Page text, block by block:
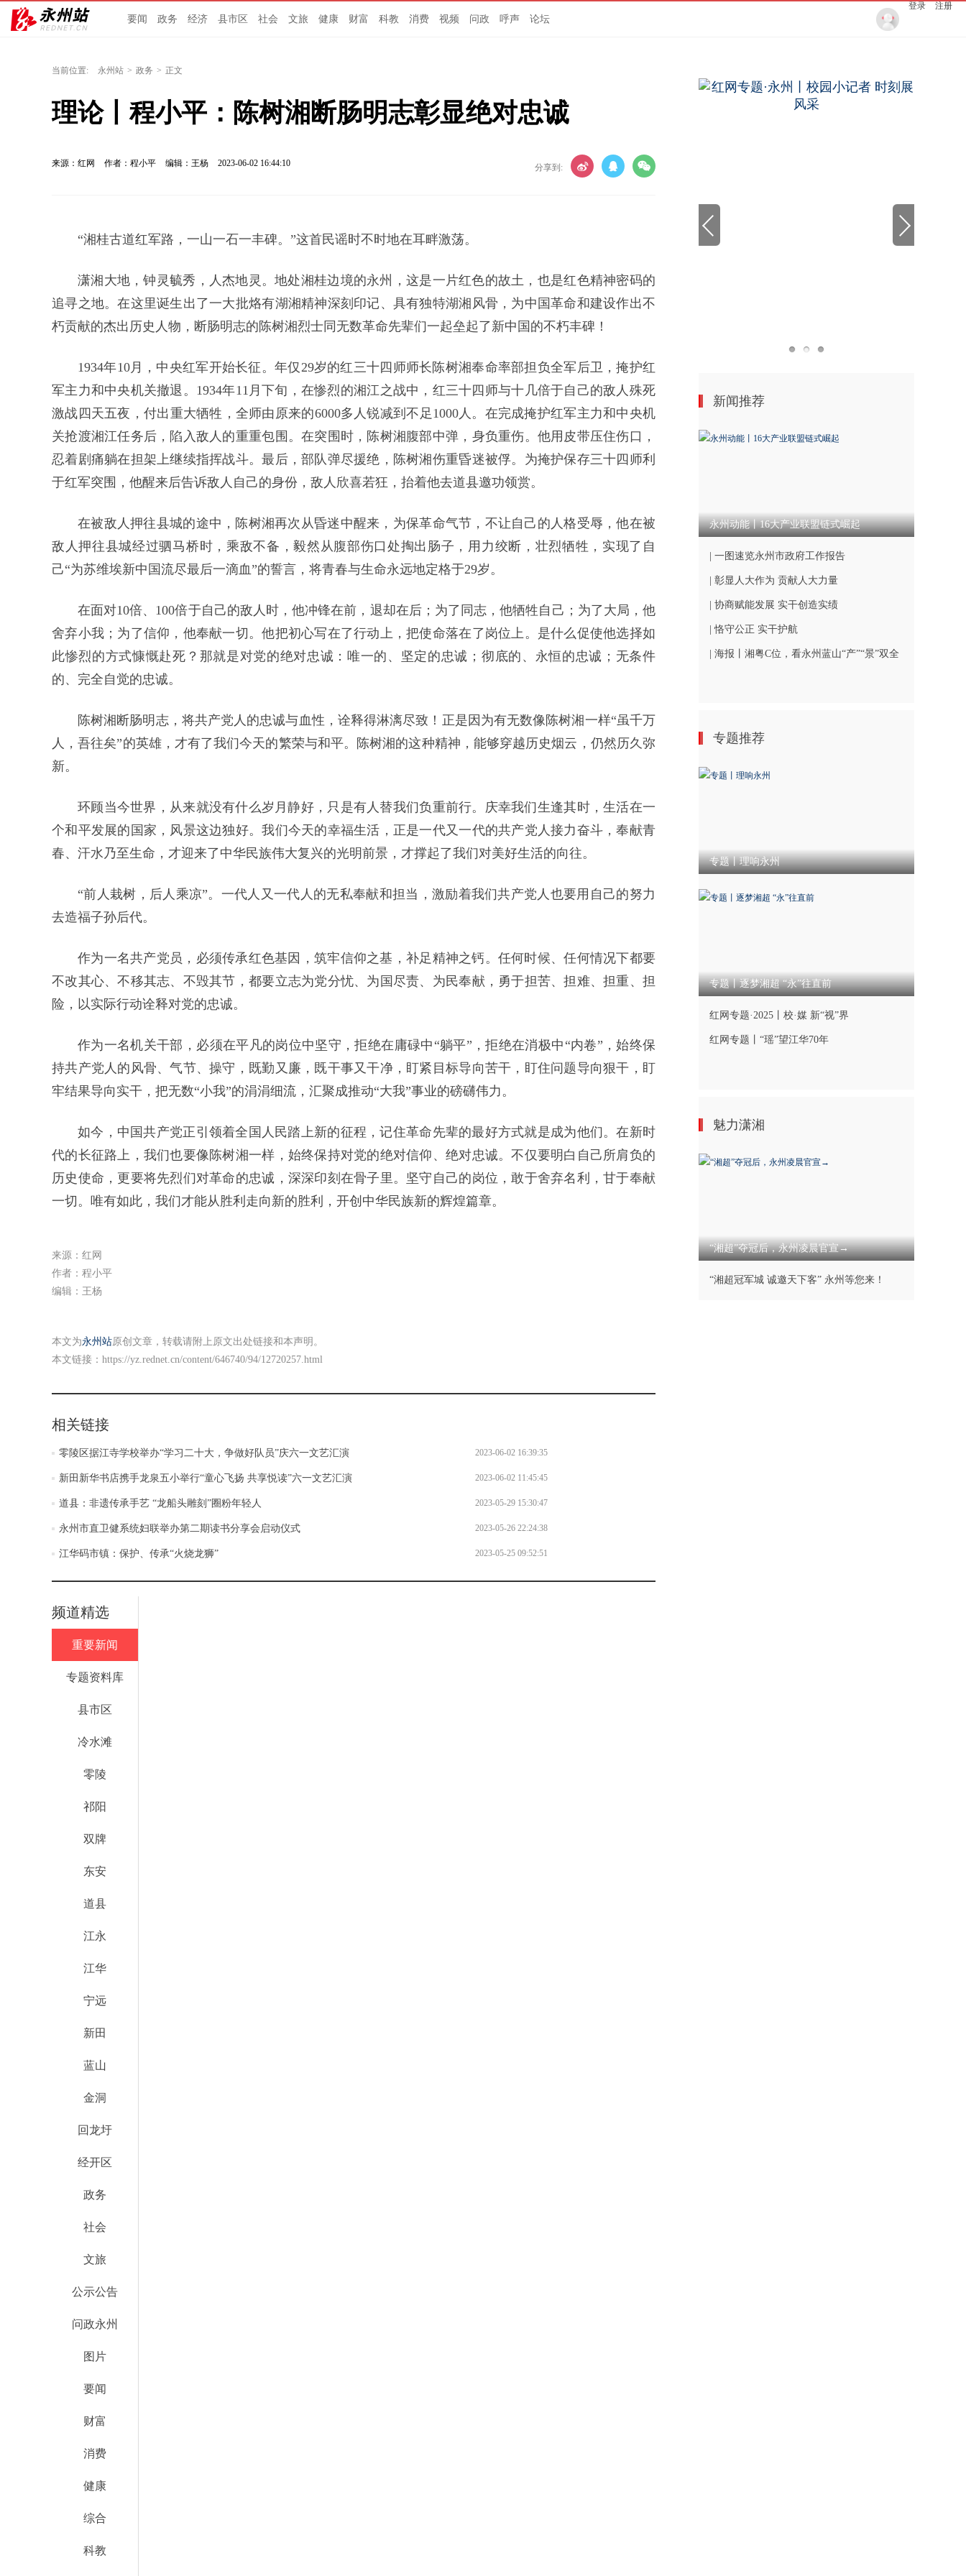
要闻 政务 经济 县市区 社会 文旅 健康 财富 科教 消费 视频 问政 呼声 论坛
登录 注册
当前位置: 永州站 > 政务 > 正文
理论丨程小平：陈树湘断肠明志彰显绝对忠诚
来源：红网 作者：程小平 编辑：王杨 2023-06-02 16:44:10 分享到:
“湘桂古道红军路，一山一石一丰碑。”这首民谣时不时地在耳畔激荡。
潇湘大地，钟灵毓秀，人杰地灵。地处湘桂边境的永州，这是一片红色的故土，也是红色精神密码的
追寻之地。在这里诞生出了一大批烙有湖湘精神深刻印记、具有独特湖湘风骨，为中国革命和建设作出不
朽贡献的杰出历史人物，断肠明志的陈树湘烈士同无数革命先辈们一起垒起了新中国的不朽丰碑！
1934年10月，中央红军开始长征。年仅29岁的红三十四师师长陈树湘奉命率部担负全军后卫，掩护红
军主力和中央机关撤退。1934年11月下旬，在惨烈的湘江之战中，红三十四师与十几倍于自己的敌人殊死
激战四天五夜，付出重大牺牲，全师由原来的6000多人锐减到不足1000人。在完成掩护红军主力和中央机
关抢渡湘江任务后，陷入敌人的重重包围。在突围时，陈树湘腹部中弹，身负重伤。他用皮带压住伤口，
忍着剧痛躺在担架上继续指挥战斗。最后，部队弹尽援绝，陈树湘伤重昏迷被俘。为掩护保存三十四师利
于红军突围，他醒来后告诉敌人自己的身份，敌人欣喜若狂，抬着他去道县邀功领赏。
在被敌人押往县城的途中，陈树湘再次从昏迷中醒来，为保革命气节，不让自己的人格受辱，他在被
敌人押往县城经过驷马桥时，乘敌不备，毅然从腹部伤口处掏出肠子，用力绞断，壮烈牺牲，实现了自
己“为苏维埃新中国流尽最后一滴血”的誓言，将青春与生命永远地定格于29岁。
在面对10倍、100倍于自己的敌人时，他冲锋在前，退却在后；为了同志，他牺牲自己；为了大局，他
舍弃小我；为了信仰，他奉献一切。他把初心写在了行动上，把使命落在了岗位上。是什么促使他选择如
此惨烈的方式慷慨赴死？那就是对党的绝对忠诚：唯一的、坚定的忠诚；彻底的、永恒的忠诚；无条件
的、完全自觉的忠诚。
陈树湘断肠明志，将共产党人的忠诚与血性，诠释得淋漓尽致！正是因为有无数像陈树湘一样“虽千万
人，吾往矣”的英雄，才有了我们今天的繁荣与和平。陈树湘的这种精神，能够穿越历史烟云，仍然历久弥
新。
环顾当今世界，从来就没有什么岁月静好，只是有人替我们负重前行。庆幸我们生逢其时，生活在一
个和平发展的国家，风景这边独好。我们今天的幸福生活，正是一代又一代的共产党人接力奋斗，奉献青
春、汗水乃至生命，才迎来了中华民族伟大复兴的光明前景，才撑起了我们对美好生活的向往。
“前人栽树，后人乘凉”。一代人又一代人的无私奉献和担当，激励着我们共产党人也要用自己的努力
去造福子孙后代。
作为一名共产党员，必须传承红色基因，筑牢信仰之基，补足精神之钙。任何时候、任何情况下都要
不改其心、不移其志、不毁其节，都要立志为党分忧、为国尽责、为民奉献，勇于担苦、担难、担重、担
险，以实际行动诠释对党的忠诚。
作为一名机关干部，必须在平凡的岗位中坚守，拒绝在庸碌中“躺平”，拒绝在消极中“内卷”，始终保
持共产党人的风骨、气节、操守，既勤又廉，既干事又干净，盯紧目标导向苦干，盯住问题导向狠干，盯
牢结果导向实干，把无数“小我”的涓涓细流，汇聚成推动“大我”事业的磅礴伟力。
如今，中国共产党正引领着全国人民踏上新的征程，记住革命先辈的最好方式就是成为他们。在新时
代的长征路上，我们也要像陈树湘一样，始终保持对党的绝对信仰、绝对忠诚。不仅要明白自己所肩负的
历史使命，更要将先烈们对革命的忠诚，深深印刻在骨子里。坚守自己的岗位，敢于舍弃名利，甘于奉献
一切。唯有如此，我们才能从胜利走向新的胜利，开创中华民族新的辉煌篇章。
来源：红网
作者：程小平
编辑：王杨
本文为永州站原创文章，转载请附上原文出处链接和本声明。
本文链接： https://yz.rednet.cn/content/646740/94/12720257.html
相关链接
零陵区据江寺学校举办“学习二十大，争做好队员”庆六一文艺汇演 2023-06-02 16:39:35
新田新华书店携手龙泉五小举行“童心飞扬 共享悦读”六一文艺汇演 2023-06-02 11:45:45
道县：非遗传承手艺 “龙船头雕刻”圈粉年轻人 2023-05-29 15:30:47
永州市直卫健系统妇联举办第二期读书分享会启动仪式 2023-05-26 22:24:38
江华码市镇：保护、传承“火烧龙狮” 2023-05-25 09:52:51
频道精选
重要新闻
专题资料库
县市区
冷水滩
零陵
祁阳
双牌
东安
道县
江永
江华
宁远
新田
蓝山
金洞
回龙圩
经开区
政务
社会
文旅
公示公告
问政永州
图片
要闻
财富
消费
健康
综合
科教
新闻推荐
永州动能丨16大产业联盟链式崛起
| 一图速览永州市政府工作报告
| 彰显人大作为 贡献人大力量
| 协商赋能发展 实干创造实绩
| 恪守公正 实干护航
| 海报丨湘粤C位，看永州蓝山“产”“景”双全
专题推荐
专题丨理响永州
专题丨逐梦湘超 “永”往直前
红网专题·2025丨校·媒 新“视”界
红网专题丨“瑶”望江华70年
魅力潇湘
“湘超”夺冠后，永州凌晨官宣→
“湘超冠军城 诚邀天下客” 永州等您来！